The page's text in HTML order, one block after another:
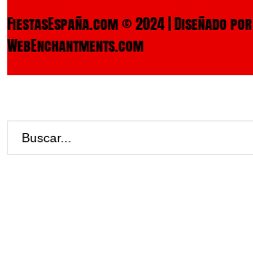
FiestasEspaña.com © 2024 | Diseñado por
WebEnchantments.com